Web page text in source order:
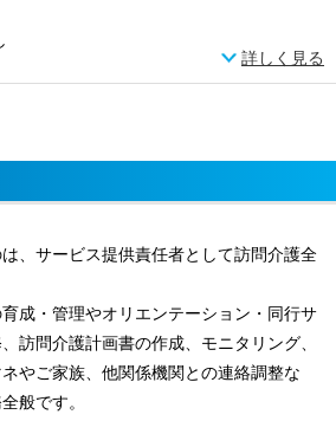
詳しく見る
、サービス提供責任者として訪問介護全
成・管理やオリエンテーション・同行サ
訪問介護計画書の作成、モニタリング、
やご家族、他関係機関との連絡調整な
般です。